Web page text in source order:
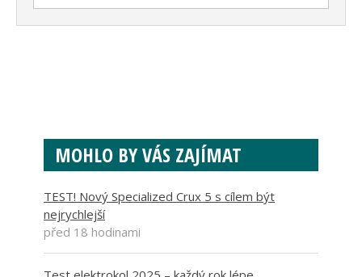
MOHLO BY VÁS ZAJÍMAT
TEST! Nový Specialized Crux 5 s cílem být
nejrychlejší
před 18 hodinami